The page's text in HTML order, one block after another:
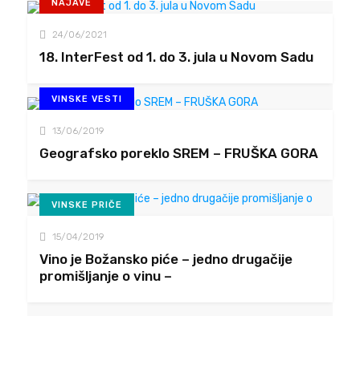
NAJAVE
24/06/2021
18. InterFest od 1. do 3. jula u Novom Sadu
VINSKE VESTI
13/06/2019
Geografsko poreklo SREM – FRUŠKA GORA
VINSKE PRIČE
15/04/2019
Vino je Božansko piće – jedno drugačije
promišljanje o vinu –